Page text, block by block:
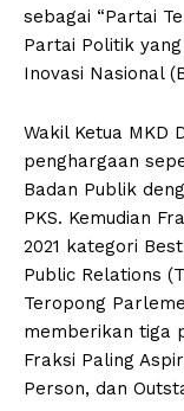
sebagai “Partai
Partai Politik
Inovasi Nasional
Wakil Ketua MKD
penghargaan
Badan Publik
PKS. Kemudian
2021 kategori
Public Relations
Teropong
memberikan tiga
Fraksi Paling
Person, dan